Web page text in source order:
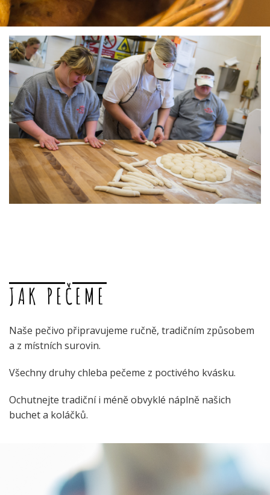
JAK PEČEME
Naše pečivo připravujeme ručně, tradičním způsobem
a z místních surovin.
Všechny druhy chleba pečeme z poctivého kvásku.
Ochutnejte tradiční i méně obvyklé náplně našich
buchet a koláčků.